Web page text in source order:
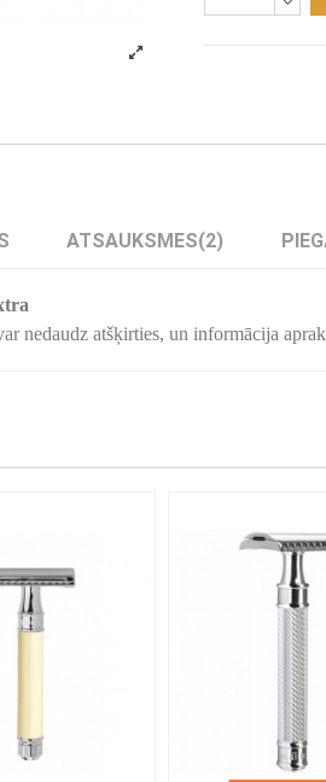
ATSAUKSMES(2)
nedaudz atšķirties, un informācija